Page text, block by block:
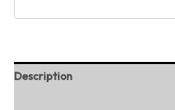
Description